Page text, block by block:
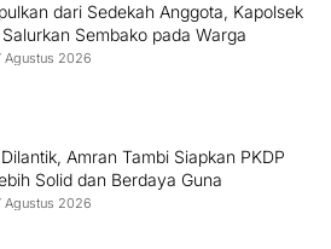
dari Sedekah Anggota, Kapolsek
Sembako pada Warga
Agustus 2026
Amran Tambi Siapkan PKDP
Solid dan Berdaya Guna
Agustus 2026